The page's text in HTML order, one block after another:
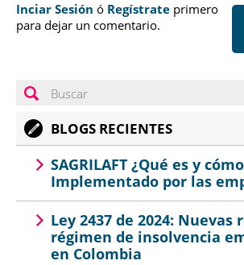
Inciar Sesión ó Regístrate primero
para dejar un comentario.
BLOGS RECIENTES
SAGRILAFT ¿Qué es y
Implementado por las
Ley 2437 de 2024: Nuevas
régimen de insolvencia
en Colombia